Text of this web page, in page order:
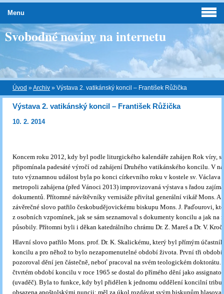
Svobodné noviny na internetu
Úvod »Archiv » Výstava 2. vatikánský koncil – František Růžička
Výstava 2. vatikánský koncil – František Růžička
10. 2. 2014
Koncem roku 2012, kdy byl podle liturgického kalendáře zahájen Rok víry,
připomínala padesáté výročí od zahájení Druhého vatikánského koncilu. V
tuto významnou událost byla po konci církevního roku v kostele sv. Václava
metropoli zahájena (před Vánoci 2013) improvizovaná výstava s řadou
dokumentů. Přítomné návštěvníky vernisáže přivítal generální vikář Mons.
závěrečné slovo patřilo českobudějovickému biskupu Mons. J. Paďourovi,
z osobních vzpomínek, jak se sám seznamoval s dokumenty koncilu a jak na
působily. Přítomni byli i děkan katedrálního chrámu Dr. Z. Mareš a Dr. V.
Hlavní slovo patřilo Mons. prof. Dr. K. Skalickému, který byl přímým
koncilu a pro něhož to bylo nezapomenutelné období života. První tři
pozoroval dění jen částečně, neboť pracoval na svém teologickém doktorátu.
čtvrtém období koncilu v roce 1965 se dostal do přímého dění jako
(uvaděč). Byla to funkce, kdy byl přidělen k jednomu oddělení koncilní
obsazena apoštolskými nuncii: měl za úkol rozdávat svým biskupům
Menu